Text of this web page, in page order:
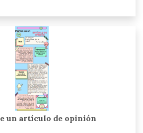
un artículo de opinión